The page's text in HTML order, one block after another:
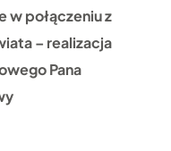
w połączeniu z
– realizacja
Pana